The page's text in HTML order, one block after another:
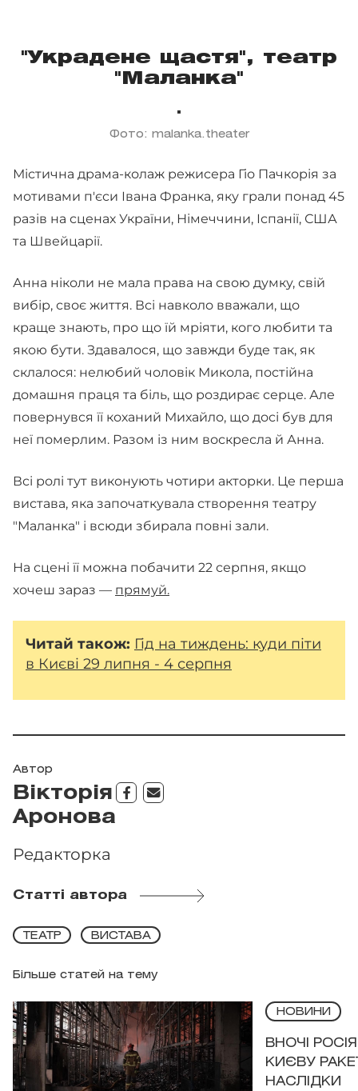
"Украдене щастя", театр
"Маланка"
Фото: malanka.theater
Містична драма-колаж режисера Гіо Пачкорія за
мотивами п'єси Івана Франка, яку грали понад 45
разів на сценах України, Німеччини, Іспанії, США
та Швейцарії.
Анна ніколи не мала права на свою думку, свій
вибір, своє життя. Всі навколо вважали, що
краще знають, про що їй мріяти, кого любити та
якою бути. Здавалося, що завжди буде так, як
склалося: нелюбий чоловік Микола, постійна
домашня праця та біль, що роздирає серце. Але
повернувся її коханий Михайло, що досі був для
неї померлим. Разом із ним воскресла й Анна.
Всі ролі тут виконують чотири акторки. Це перша
вистава, яка започаткувала створення театру
"Маланка" і всюди збирала повні зали.
На сцені її можна побачити 22 серпня, якщо
хочеш зараз — прямуй.
Читай також: Гід на тиждень: куди піти
в Києві 29 липня - 4 серпня
Автор
Вікторія
Аронова
Редакторка
Статті автора
Більше статей на тему
ТЕАТР ВИСТАВА
НОВИНИ
ВНОЧІ
КИЄВУ
НАСЛІДКИ